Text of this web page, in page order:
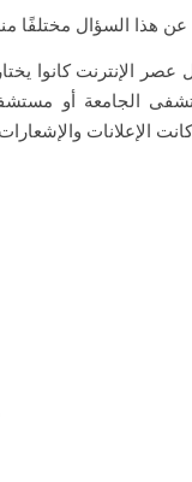
هذا السؤال مختلفًا
الإنترنت كانوا
الجامعة أو
الإعلانات